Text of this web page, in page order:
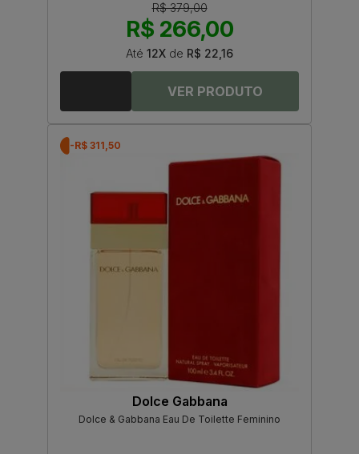
R$ 379,00
R$ 266,00
Até 12X de R$ 22,16
-R$ 311,50
Dolce Gabbana
Dolce & Gabbana Eau De Toilette Feminino